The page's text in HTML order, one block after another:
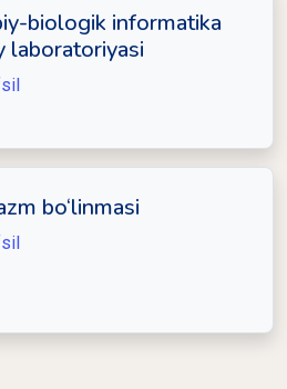
biologik informatika
laboratoriyasi
bo‘linmasi